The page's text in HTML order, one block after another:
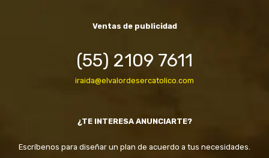
Ventas de publicidad
(55) 2109 7611
iraida@elvalordesercatolico.com
¿TE INTERESA ANUNCIARTE?
Escríbenos para diseñar un plan de acuerdo a tus necesidades.